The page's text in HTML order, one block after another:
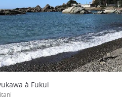
à Fukui